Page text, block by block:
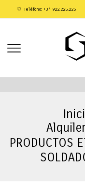
Teléfono: +34 922.225.225
PRODUCTOS